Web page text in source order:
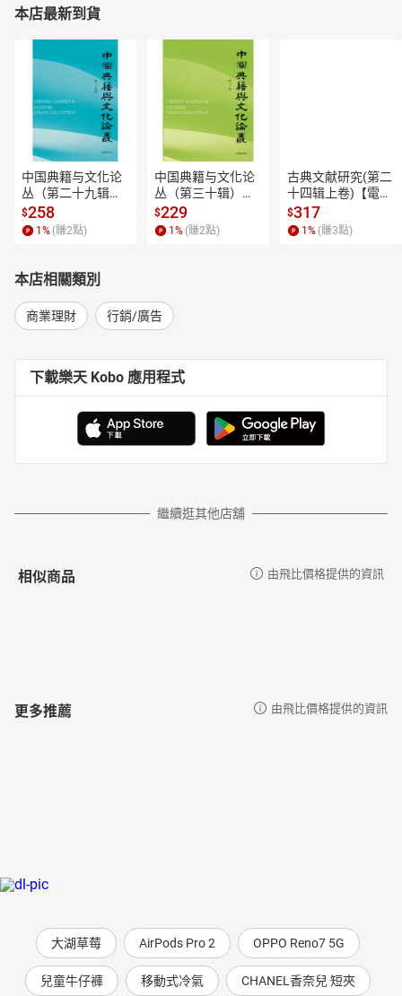
「這台電腦不能上網」居然比一般電腦更熱賣。
這些獲利模式怎麼想出來的？
七個面向、七十個實測有效的例子，加速你的思考，
借用、應用、套用，用上一個你就賺夠。
**
推薦者**
郝聲音Podcast主持人／郝旭烈
百大經理人獎得主、Men’s Game玩物誌主持人／賴金豊
木村尚義
個人事業研究會會長。
1962年出生。大學畢業後進入軟體開發公司工作，之後任職OA
系統銷售公司。他負責重建秋田市一家不賺錢的商店，經由反向思
考，讓熟悉電腦的常客協助接待顧客，成功將營收提高了五倍。之
30年以上研究，不受刻板印象限制，孕育創意的思考方法。
獲好評。此外他也為銀行、商社、通訊公司、保險公司、地方政府
（早川書房）等多本著作（以上書名皆為暫譯）。
程、金融商業、美容等口筆譯工作。
本店最新到貨
中国典籍与文化论
丛（第二十九辑）
【電子書】
$258
1 % (賺2點)
中国典籍与文化论
丛（第三十辑）
【電子書】
$229
1 % (賺2點)
古典文献研究(第二
十四辑上卷)【電子
書】
$317
1 % (賺3點)
本店相關類別
商業理財 行銷/廣告
下載樂天 Kobo 應用程式
繼續逛其他店舖
相似商品 由飛比價格提供的資訊
更多推薦 由飛比價格提供的資訊
大湖草莓 AirPods Pro 2 OPPO Reno7 5G
兒童牛仔褲 移動式冷氣 CHANEL香奈兒 短夾